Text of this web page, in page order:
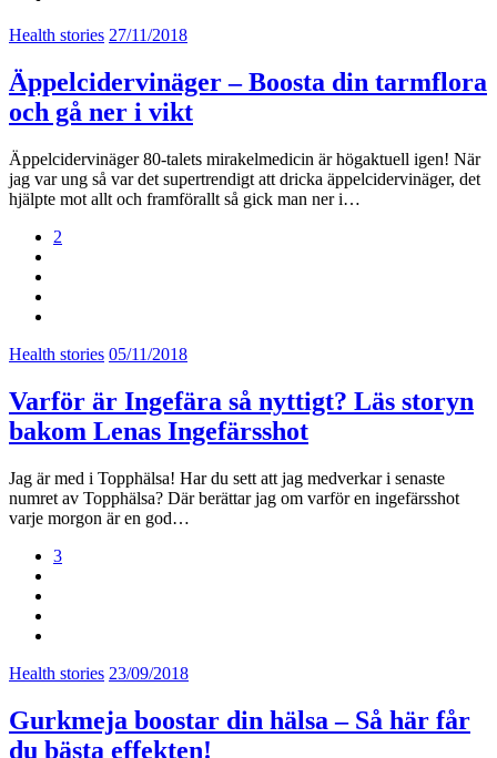
Health stories 27/11/2018
Äppelcidervinäger – Boosta din tarmflora
och gå ner i vikt
Äppelcidervinäger 80-talets mirakelmedicin är högaktuell igen! När
jag var ung så var det supertrendigt att dricka äppelcidervinäger, det
hjälpte mot allt och framförallt så gick man ner i…
2
Health stories 05/11/2018
Varför är Ingefära så nyttigt? Läs storyn
bakom Lenas Ingefärsshot
Jag är med i Topphälsa! Har du sett att jag medverkar i senaste
numret av Topphälsa? Där berättar jag om varför en ingefärsshot
varje morgon är en god…
3
Health stories 23/09/2018
Gurkmeja boostar din hälsa – Så här får
du bästa effekten!